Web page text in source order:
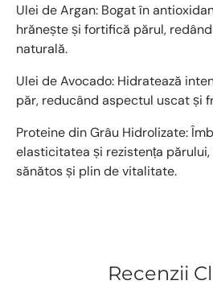
Ulei de Argan: Bogat în
hrănește și fortifică părul,
naturală.
Ulei de Avocado: Hidratează
păr, reducând aspectul uscat și
Proteine din Grâu Hidrolizate:
elasticitatea și rezistența
sănătos și plin de vitalitate.
Recenzii